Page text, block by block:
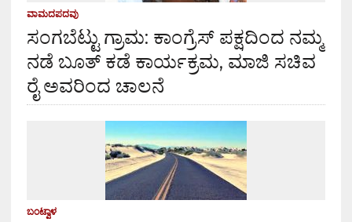
ವಾಮದಪದವು
ಸಂಗಬೆಟ್ಟು ಗ್ರಾಮ: ಕಾಂಗ್ರೆಸ್ ಪಕ್ಷದಿಂದ ನಮ್ಮ
ನಡೆ ಬೂತ್ ಕಡೆ ಕಾರ್ಯಕ್ರಮ, ಮಾಜಿ ಸಚಿವ
ರೈ ಅವರಿಂದ ಚಾಲನೆ
ಬಂಟ್ವಾಳ